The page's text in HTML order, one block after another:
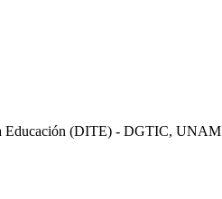
Educación (DITE) - DGTIC, UNAM